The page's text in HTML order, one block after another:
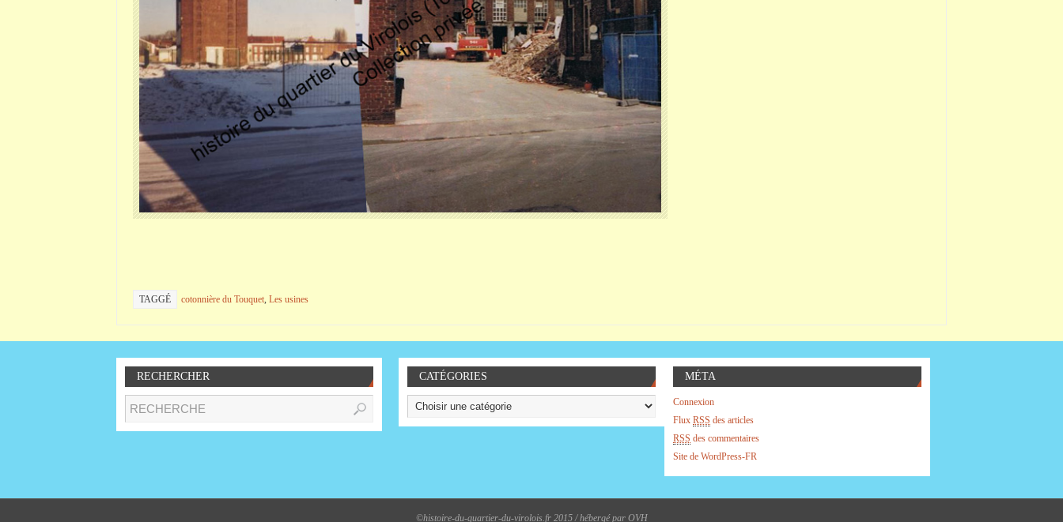
TAGGÉ cotonnière du Touquet Les usines
RECHERCHER CATÉGORIES MÉTA
Connexion
Flux RSS des articles
RSS des commentaires
Site de WordPress-FR
©histoire-du-quartier-du-virolois.fr 2015 / hébergé par OVH